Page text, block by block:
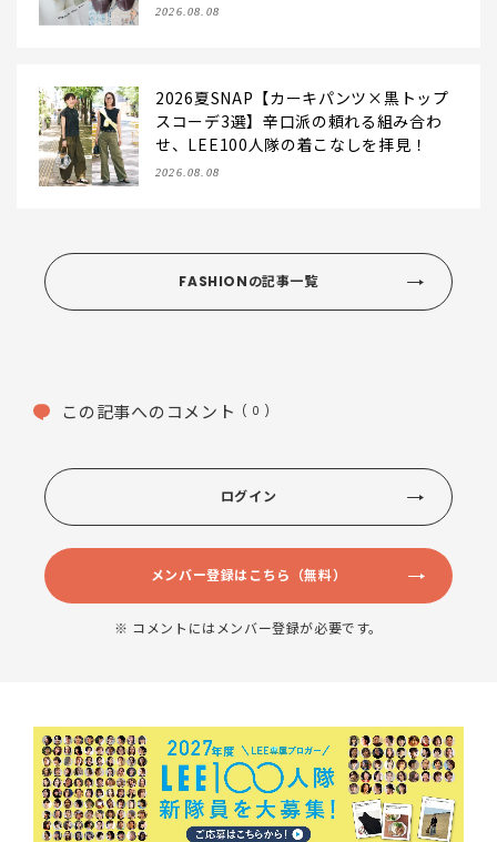
隊・2026】
2026.08.08
2026夏SNAP【カーキパンツ×黒トップ
スコーデ3選】辛口派の頼れる組み合わ
せ、LEE100人隊の着こなしを拝見！
2026.08.08
FASHIONの記事一覧
この記事へのコメント ( 0 )
ログイン
メンバー登録はこちら（無料）
※ コメントにはメンバー登録が必要です。